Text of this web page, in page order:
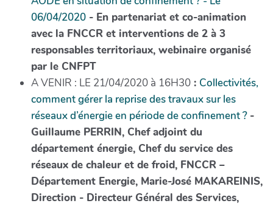
06/04/2020 - En partenariat et co-animation
avec la FNCCR et interventions de 2 à 3
responsables territoriaux, webinaire organisé
par le CNFPT
A VENIR : LE 21/04/2020 à 16H30 : Collectivités,
comment gérer la reprise des travaux sur les
réseaux d’énergie en période de confinement ? -
Guillaume PERRIN, Chef adjoint du
département énergie, Chef du service des
réseaux de chaleur et de froid, FNCCR –
Département Energie, Marie-José MAKAREINIS,
Direction - Directeur Général des Services,